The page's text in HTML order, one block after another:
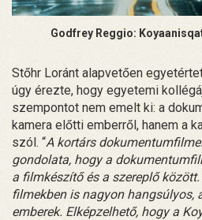
Godfrey Reggio:
Stőhr Loránt alapvetően
úgy érezte, hogy egyetemi
szempontot nem emelt ki: a
kamera előtti emberről, hanem a
szól. “A kortárs
gondolata, hogy a
a filmkészítő és a szereplő
filmekben is nagyon hangsúlyos,
emberek. Elképzelhető, hogy a